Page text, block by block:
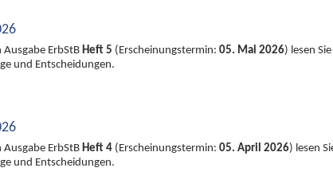
Ausgabe ErbStB Heft 5 (Erscheinungstermin: 05. Mai 2026) lesen Sie
und Entscheidungen.
ErbStB Heft 4 (Erscheinungstermin: 05. April 2026) lesen
und Entscheidungen.